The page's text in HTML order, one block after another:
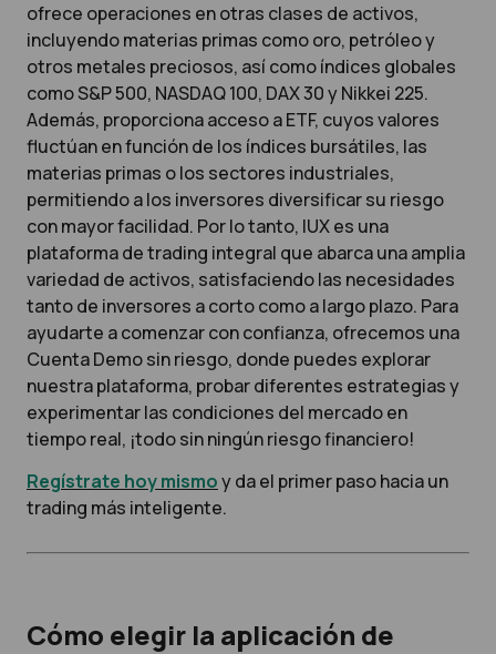
ofrece operaciones en otras clases de activos,
incluyendomaterias primas como oro, petróleo y
otros metales preciosos, así como índices globales
comoS&P 500, NASDAQ 100, DAX 30yNikkei 225.
Además, proporciona acceso aETF, cuyos valores
fluctúan en función de los índices bursátiles, las
materias primas o los sectores industriales,
permitiendo a los inversores diversificar su riesgo
con mayor facilidad. Por lo tanto, IUXes una
plataforma de trading integral que abarca una amplia
variedad de activos, satisfaciendo las necesidades
tanto de inversores a corto como a largo plazo. Para
ayudarte a comenzar con confianza, ofrecemos una
Cuenta Demo sin riesgo, donde puedes explorar
nuestra plataforma, probar diferentes estrategias y
experimentar las condiciones del mercado en
tiempo real, ¡todo sin ningún riesgo financiero!
Regístrate hoy mismoy da el primer paso hacia un
trading más inteligente.
Cómo elegir la aplicación de